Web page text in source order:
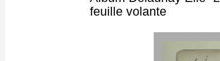
feuille volante